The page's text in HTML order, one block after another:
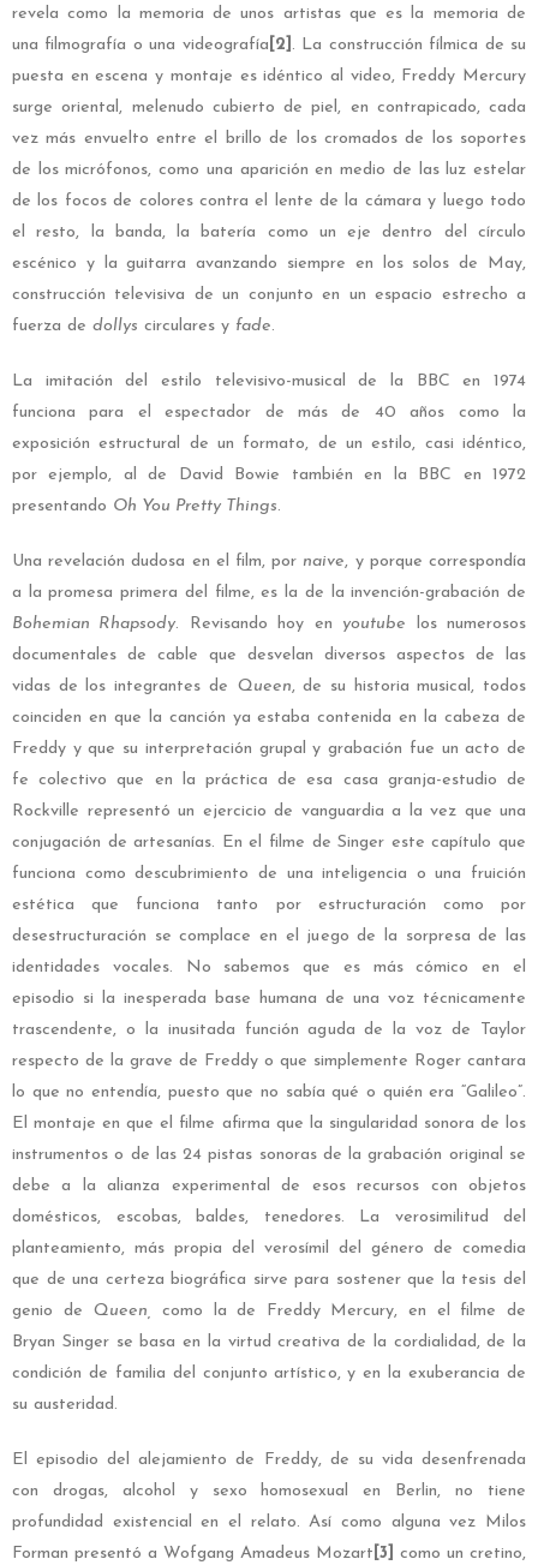
revela como la memoria de unos artistas que es la memoria de
una filmografía o una videografía [2] . La construcción fílmica de su
puesta en escena y montaje es idéntico al video, Freddy Mercury
surge oriental, melenudo cubierto de piel, en contrapicado, cada
vez más envuelto entre el brillo de los cromados de los soportes
de los micrófonos, como una aparición en medio de las luz estelar
de los focos de colores contra el lente de la cámara y luego todo
el resto, la banda, la batería como un eje dentro del círculo
escénico y la guitarra avanzando siempre en los solos de May,
construcción televisiva de un conjunto en un espacio estrecho a
fuerza de dollys circulares y fade.
La imitación del estilo televisivo-musical de la BBC en 1974
funciona para el espectador de más de 40 años como la
exposición estructural de un formato, de un estilo, casi idéntico,
por ejemplo, al de David Bowie también en la BBC en 1972
presentando Oh You Pretty Things.
Una revelación dudosa en el film, por naive, y porque correspondía
a la promesa primera del filme, es la de la invención-grabación de
Bohemian Rhapsody. Revisando hoy en youtube los numerosos
documentales de cable que desvelan diversos aspectos de las
vidas de los integrantes de Queen, de su historia musical, todos
coinciden en que la canción ya estaba contenida en la cabeza de
Freddy y que su interpretación grupal y grabación fue un acto de
fe colectivo que en la práctica de esa casa granja-estudio de
Rockville representó un ejercicio de vanguardia a la vez que una
conjugación de artesanías. En el filme de Singer este capítulo que
funciona como descubrimiento de una inteligencia o una fruición
estética que funciona tanto por estructuración como por
desestructuración se complace en el juego de la sorpresa de las
identidades vocales. No sabemos que es más cómico en el
episodio si la inesperada base humana de una voz técnicamente
trascendente, o la inusitada función aguda de la voz de Taylor
respecto de la grave de Freddy o que simplemente Roger cantara
lo que no entendía, puesto que no sabía qué o quién era “Galileo”.
El montaje en que el filme afirma que la singularidad sonora de los
instrumentos o de las 24 pistas sonoras de la grabación original se
debe a la alianza experimental de esos recursos con objetos
domésticos, escobas, baldes, tenedores. La verosimilitud del
planteamiento, más propia del verosímil del género de comedia
que de una certeza biográfica sirve para sostener que la tesis del
genio de Queen,
como la de Freddy Mercury, en el filme de
Bryan Singer se basa en la virtud creativa de la cordialidad, de la
condición de familia del conjunto artístico, y en la exuberancia de
su austeridad.
El episodio del alejamiento de Freddy, de su vida desenfrenada
con drogas, alcohol y sexo homosexual en Berlin, no tiene
profundidad existencial en el relato. Así como alguna vez Milos
Forman presentó a Wofgang Amadeus Mozart [3] como un cretino,